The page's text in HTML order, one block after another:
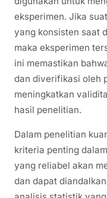
eksperimen. Jika
yang konsisten saat
maka eksperimen
ini memastikan
dan diverifikasi oleh
meningkatkan
hasil penelitian.
Dalam penelitian
kriteria penting
yang reliabel akan
dan dapat